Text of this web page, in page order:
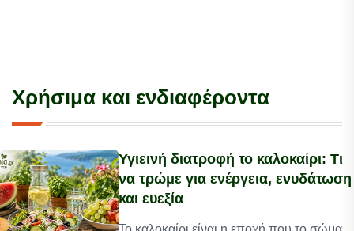
Χρήσιμα και ενδιαφέροντα
Υγιεινή διατροφή το καλοκαίρι: Τι
να τρώμε για ενέργεια, ενυδάτωση
και ευεξία